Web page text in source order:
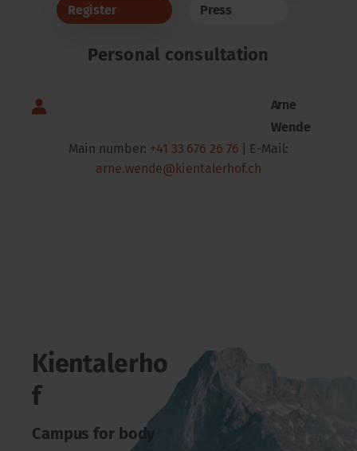
Register Press
Personal consultation
Arne
Wende
Main number: +41 33 676 26 76 | E-Mail:
arne.wende@kientalerhof.ch
Kientalerho
f
Campus for body